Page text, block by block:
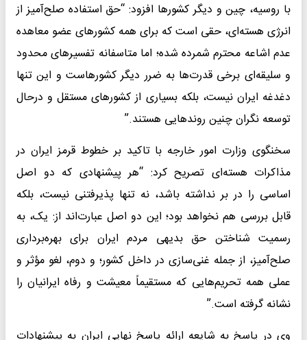
با روسیه، چین و دیگر کشورها افزود: “حق استفاده صلح‌آمیز از
انرژی هسته‌ای، حقی است که برای همه کشورهای عضو معاهده
عدم اشاعه محترم شمرده شده؛ اما متاسفانه تفسیرهای محدود
و سلیقه‌ای برخی قدرت‌ها به ضرر دیگر کشورهاست و این تنها
دغدغه ایران نیست، بلکه بسیاری از کشورهای مستقل و درحال
توسعه نگران چنین روندهایی هستند.”
سخنگوی وزارت امور خارجه با تاکید بر خطوط قرمز ایران در
مذاکرات هسته‌ای تصریح کرد: “هر پیشنهادی که دو اصل
اساسی را در بر نداشته باشد، نه ‌تنها پذیرفتنی نیست، بلکه
قابل بررسی هم نخواهد بود؛ این دو اصل عبارت‌اند از: یک، به
رسمیت شناختن حق بدیهی مردم ایران برای بهره‌برداری
صلح‌آمیز، از جمله غنی‌سازی در داخل کشور؛ و دوم، لغو مؤثر و
عملی همه تحریم‌هایی که مستقیماً معیشت و رفاه ایرانیان را
نشانه گرفته است.”
وی در پاسخ به شایعه ارائه پاسخ نهایی ایران به پیشنهادات